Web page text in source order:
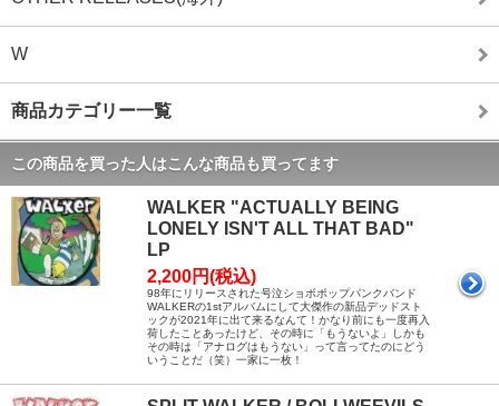
W
商品カテゴリー一覧
この商品を買った人はこんな商品も買ってます
WALKER "ACTUALLY BEING
LONELY ISN'T ALL THAT BAD"
LP
2,200円(税込)
98年にリリースされた号泣ショボポップパンクバンド
WALKERの1stアルバムにして大傑作の新品デッドスト
ックが2021年に出て来るなんて！かなり前にも一度再入
荷したことあったけど、その時に「もうないよ」しかも
その時は「アナログはもうない」って言ってたのにどう
いうことだ（笑）一家に一枚！